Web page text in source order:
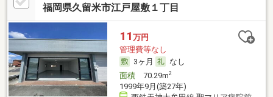
福岡県久留米市江戸屋敷１丁目
11 万円
管理費等なし
3ヶ月
なし
面積70.29m2
1999年9月(築27年)